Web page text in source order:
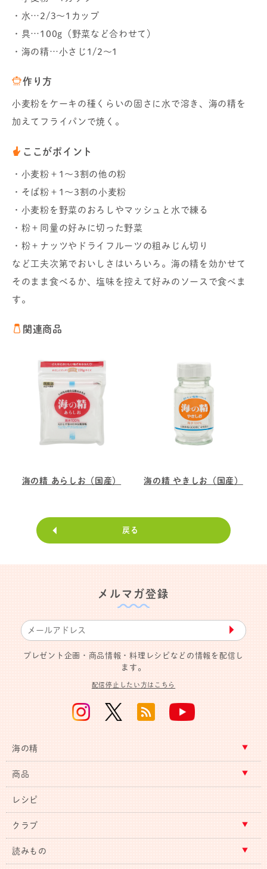
・水…2/3～1カップ
・具…100g（野菜など合わせて）
・海の精…小さじ1/2～1
作り方
小麦粉をケーキの種くらいの固さに水で溶き、海の精を
加えてフライパンで焼く。
ここがポイント
・小麦粉＋1～3割の他の粉
・そば粉＋1～3割の小麦粉
・小麦粉を野菜のおろしやマッシュと水で練る
・粉＋同量の好みに切った野菜
・粉＋ナッツやドライフルーツの粗みじん切り
など工夫次第でおいしさはいろいろ。海の精を効かせて
そのまま食べるか、塩味を控えて好みのソースで食べま
す。
関連商品
海の精 あらしお（国産） 海の精 やきしお（国産）
戻る
メルマガ登録
▶︎
プレゼント企画・商品情報・料理レシピなどの情報を配信し
ます。
配信停止したい方はこちら
海の精
商品
レシピ
クラブ
読みもの